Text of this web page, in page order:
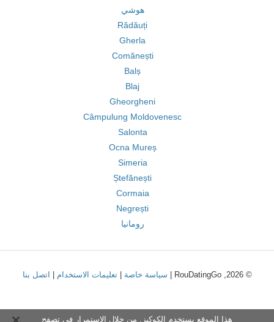
هوشي
Rădăuți
Gherla
Comănești
Balș
Blaj
Gheorgheni
Câmpulung Moldovenesc
Salonta
Ocna Mureș
Simeria
Ștefănești
Cormaia
Negrești
رومانيا
© 2026, RouDatingGo | سياسة خاصة |تعليمات الاستخدام اتصل بنا
هذا الموقع يستخدم الكوكيز. من خلال الاستمرار في تصفح